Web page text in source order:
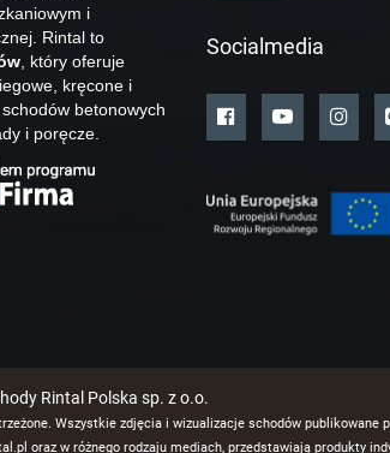
i
Rintal to
, który oferuje
kręcone i
betonowych
i poręcze.
Socialmedia
Rintal Polska sp. z o.o.
Wszystkie zdjęcia i wizualizacje schodów publikowane
oraz w różnego rodzaju mediach, przedstawiają produkty